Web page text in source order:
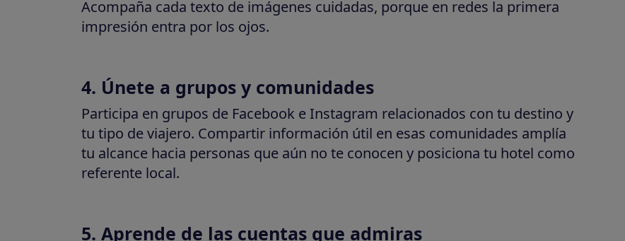
Acompaña cada texto de imágenes cuidadas, porque en redes la primera
impresión entra por los ojos.
4. Únete a grupos y comunidades
Participa en grupos de Facebook e Instagram relacionados con tu destino y
tu tipo de viajero. Compartir información útil en esas comunidades amplía
tu alcance hacia personas que aún no te conocen y posiciona tu hotel como
referente local.
5. Aprende de las cuentas que admiras